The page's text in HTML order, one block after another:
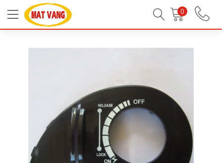
0
Trang chủ Linh Kiện Bếp Gas
Linh Kiện Bếp Gas
Nút, vành, chân, phụ kiện khác